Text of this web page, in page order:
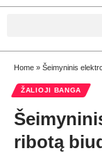
Home » Šeimyninis
ŽALIOJI BANGA
ribotą